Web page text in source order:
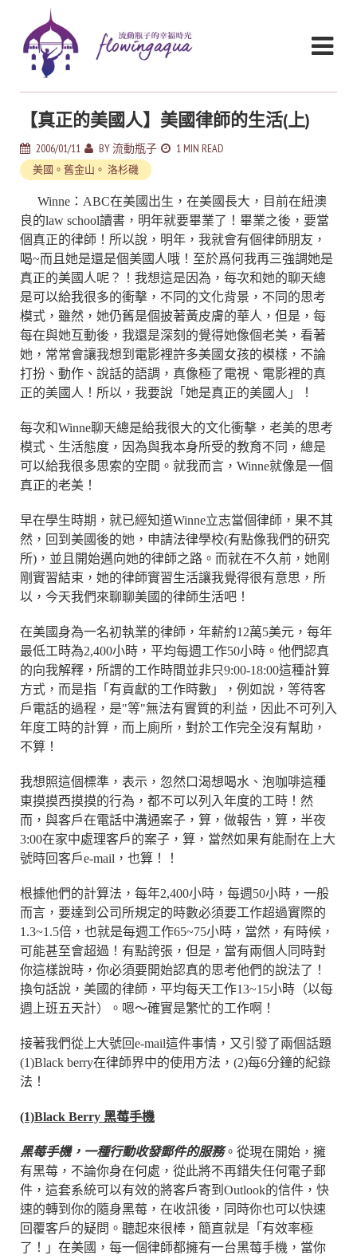
【真正的美國人】美國律師的生活(上)
2006/01/11 BY流動瓶子 1 MIN READ
美國。舊金山。 洛杉磯
Winne：ABC在美國出生，在美國長大，目前在紐澳
良的law school讀書，明年就要畢業了！畢業之後，要當
個真正的律師！所以說，明年，我就會有個律師朋友，
喝~而且她是還是個美國人哦！至於爲何我再三強調她是
真正的美國人呢？！我想這是因為，每次和她的聊天總
是可以給我很多的衝擊，不同的文化背景，不同的思考
模式，雖然，她仍舊是個披著黃皮膚的華人，但是，每
每在與她互動後，我還是深刻的覺得她像個老美，看著
她，常常會讓我想到電影裡許多美國女孩的模樣，不論
打扮、動作、說話的語調，真像極了電視、電影裡的真
正的美國人！所以，我要說「她是真正的美國人」！
每次和Winne聊天總是給我很大的文化衝擊，老美的思考
模式、生活態度，因為與我本身所受的教育不同，總是
可以給我很多思索的空間。就我而言，Winne就像是一個
真正的老美！
早在學生時期，就已經知道Winne立志當個律師，果不其
然，回到美國後的她，申請法律學校(有點像我們的研究
所)，並且開始邁向她的律師之路。而就在不久前，她剛
剛實習結束，她的律師實習生活讓我覺得很有意思，所
以，今天我們來聊聊美國的律師生活吧！
在美國身為一名初執業的律師，年薪約12萬5美元，每年
最低工時為2,400小時，平均每週工作50小時。他們認真
的向我解釋，所謂的工作時間並非只9:00-18:00這種計算
方式，而是指「有貢獻的工作時數」，例如說，等待客
戶電話的過程，是"等"無法有實質的利益，因此不可列入
年度工時的計算，而上廁所，對於工作完全沒有幫助，
不算！
我想照這個標準，表示，忽然口渴想喝水、泡咖啡這種
東摸摸西摸摸的行為，都不可以列入年度的工時！然
而，與客戶在電話中溝通案子，算，做報告，算，半夜
3:00在家中處理客戶的案子，算，當然如果有能耐在上大
號時回客戶e-mail，也算！！
根據他們的計算法，每年2,400小時，每週50小時，一般
而言，要達到公司所規定的時數必須要工作超過實際的
1.3~1.5倍，也就是每週工作65~75小時，當然，有時候，
可能甚至會超過！有點誇張，但是，當有兩個人同時對
你這樣說時，你必須要開始認真的思考他們的說法了！
換句話說，美國的律師，平均每天工作13~15小時（以每
週上班五天計）。嗯～確實是繁忙的工作啊！
接著我們從上大號回e-mail這件事情，又引發了兩個話題
(1)Black berry在律師界中的使用方法，(2)每6分鐘的紀錄
法！
(1)Black Berry 黑莓手機
黑莓手機，一種行動收發郵件的服務。從現在開始，擁
有黑莓，不論你身在何處，從此將不再錯失任何電子郵
件，這套系統可以有效的將客戶寄到Outlook的信件，快
速的轉到你的隨身黑莓，在收訊後，同時你也可以快速
回覆客戶的疑問。聽起來很棒，簡直就是「有效率極
了！」在美國，每一個律師都擁有一台黑莓手機，當你